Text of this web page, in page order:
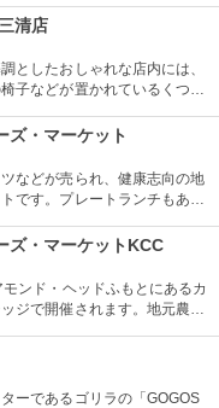
ャレな店内ではコーヒーやス
ます。
清店
としたおしゃれな店内には、
子などが置かれているくつろ
ーメニューも充実。旅行の合
ズ・マーケット
などが売られ、健康志向の地
です。プレートランチもあり
ね。
ズ・マーケットKCC
ンド・ヘッドふもとにあるカ
ジで開催されます。地元農家
観光客も多く集まる人気の朝
も。なるべく早い時間に行っ
ーであるゴリラの「GOGOS